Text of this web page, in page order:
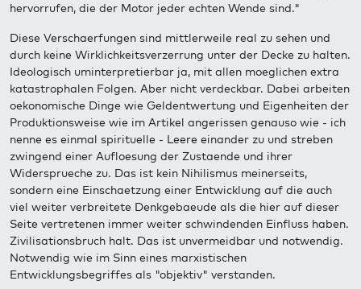
hervorrufen, die der Motor jeder echten Wende sind."
Diese Verschaerfungen sind mittlerweile real zu sehen und
durch keine Wirklichkeitsverzerrung unter der Decke zu halten.
Ideologisch uminterpretierbar ja, mit allen moeglichen extra
katastrophalen Folgen. Aber nicht verdeckbar. Dabei arbeiten
oekonomische Dinge wie Geldentwertung und Eigenheiten der
Produktionsweise wie im Artikel angerissen genauso wie - ich
nenne es einmal spirituelle - Leere einander zu und streben
zwingend einer Aufloesung der Zustaende und ihrer
Widersprueche zu. Das ist kein Nihilismus meinerseits,
sondern eine Einschaetzung einer Entwicklung auf die auch
viel weiter verbreitete Denkgebaeude als die hier auf dieser
Seite vertretenen immer weiter schwindenden Einfluss haben.
Zivilisationsbruch halt. Das ist unvermeidbar und notwendig.
Notwendig wie im Sinn eines marxistischen
Entwicklungsbegriffes als "objektiv" verstanden.